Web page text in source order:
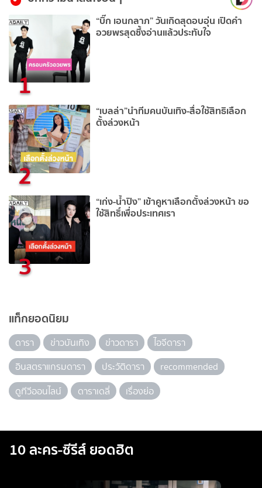
1
“บิ๊ก เอนกลาภ” วันเกิดสุดอบอุ่น เปิดคำ
อวยพรสุดซึ้งอ่านแล้วประทับใจ
2
“เบลล่า”นำทีมคนบันเทิง-สื่อใช้สิทธิเลือก
ตั้งล่วงหน้า
3
“เก่ง-น้ำปิง” เข้าคูหาเลือกตั้งล่วงหน้า ขอ
ใช้สิทธิ์เพื่อประเทศเรา
แท็กยอดนิยม
ดารา ข่าวบันเทิง ข่าวดารา
ไอจีดารา
อินสตราแกรมดารา
ประวัติดารา
recommended
ดูทีวีออนไลน์
ดาราเดลี่ เรื่องย่อ
10 ละคร-ซีรีส์ ยอดฮิต